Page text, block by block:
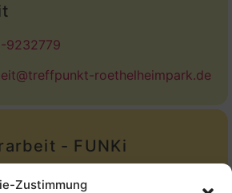
Zustimmung
9232779
roethelheimpark.de
- FUNKi
610749